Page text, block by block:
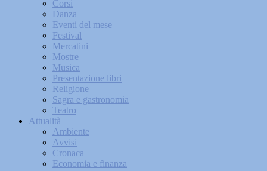
Corsi
Danza
Eventi del mese
Festival
Mercatini
Mostre
Musica
Presentazione libri
Religione
Sagra e gastronomia
Teatro
Attualità
Ambiente
Avvisi
Cronaca
Economia e finanza